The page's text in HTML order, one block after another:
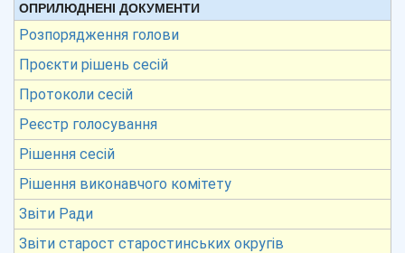
ОПРИЛЮДНЕНІ ДОКУМЕНТИ
Розпорядження голови
Проєкти рішень сесій
Протоколи сесій
Реєстр голосування
Рішення сесій
Рішення виконавчого комітету
Звіти Ради
Звіти старост старостинських округів